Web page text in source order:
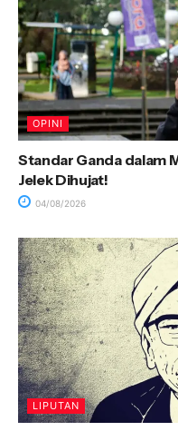
OPINI
Standar Ganda dalam
Jelek Dihujat!
04/08/2026
LIPUTAN